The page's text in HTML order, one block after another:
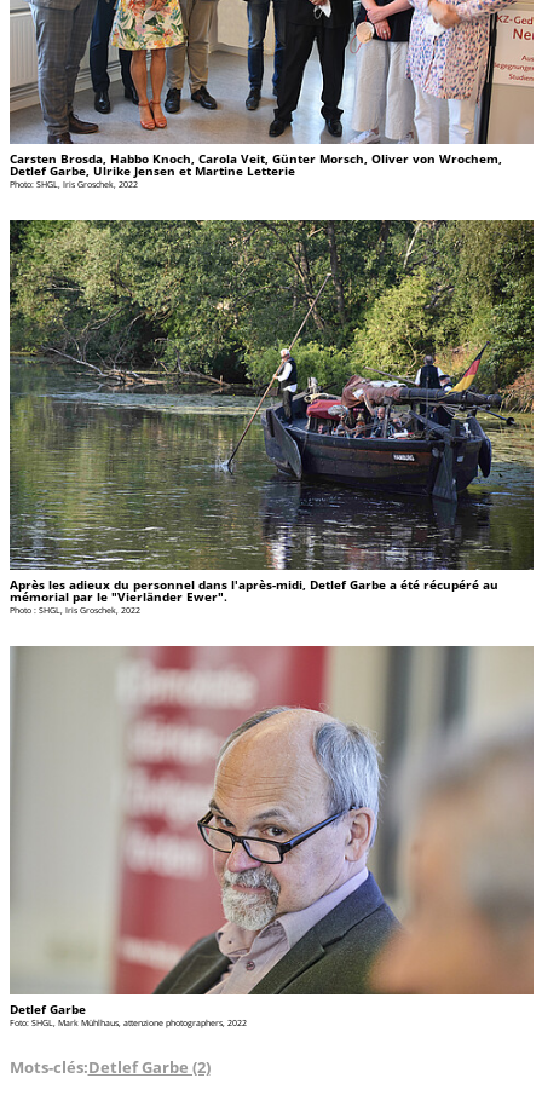
Carsten Brosda, Habbo Knoch, Carola Veit, Günter Morsch, Oliver von Wrochem,
Detlef Garbe, Ulrike Jensen et Martine Letterie
Photo: SHGL, Iris Groschek, 2022
Après les adieux du personnel dans l'après-midi, Detlef Garbe a été récupéré au
mémorial par le "Vierländer Ewer".
Photo : SHGL, Iris Groschek, 2022
Detlef Garbe
Foto: SHGL, Mark Mühlhaus, attenzione photographers, 2022
Mots-clés:Detlef Garbe (2)